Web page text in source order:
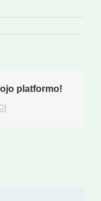
platformo!
Email